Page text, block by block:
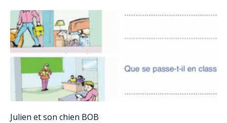
Julien et son chien BOB